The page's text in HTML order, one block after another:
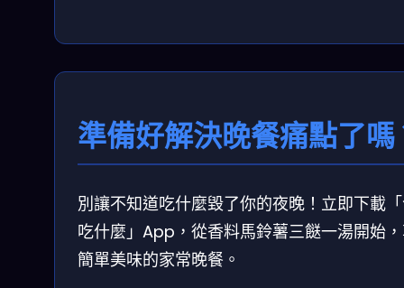
準備好解決晚餐痛點了嗎
別讓不知道吃什麼毀了你的夜晚！立即下載
吃什麼」App，從香料馬鈴薯三餸一湯開始
簡單美味的家常晚餐。